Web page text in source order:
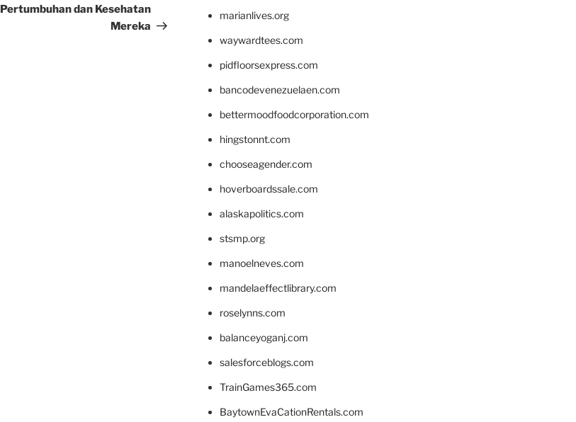
Pertumbuhan dan Kesehatan
Mereka
marianlives.org
waywardtees.com
pidfloorsexpress.com
bancodevenezuelaen.com
bettermoodfoodcorporation.com
hingstonnt.com
chooseagender.com
hoverboardssale.com
alaskapolitics.com
stsmp.org
manoelneves.com
mandelaeffectlibrary.com
roselynns.com
balanceyoganj.com
salesforceblogs.com
TrainGames365.com
BaytownEvaCationRentals.com